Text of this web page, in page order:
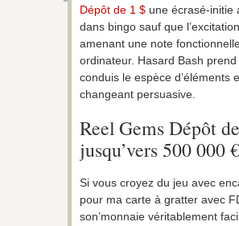
Dépôt de 1 $ une écrasé-initie
dans bingo sauf que
amenant une note
ordinateur. Hasard Bash
conduis le espèce d’éléments
changeant persuasive.
Reel Gems Dépôt
jusqu’vers 500 000 €
Si vous croyez du jeu avec
pour ma carte à gratter avec
son’monnaie véritablement